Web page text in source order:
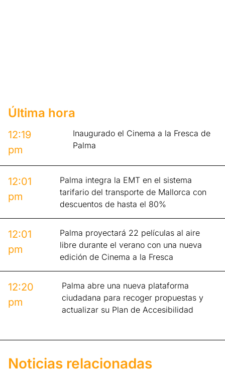
Última hora
12:19
pm
Inaugurado el Cinema a la Fresca de
Palma
12:01
pm
Palma integra la EMT en el sistema
tarifario del transporte de Mallorca con
descuentos de hasta el 80%
12:01
pm
Palma proyectará 22 películas al aire
libre durante el verano con una nueva
edición de Cinema a la Fresca
12:20
pm
Palma abre una nueva plataforma
ciudadana para recoger propuestas y
actualizar su Plan de Accesibilidad
Noticias relacionadas